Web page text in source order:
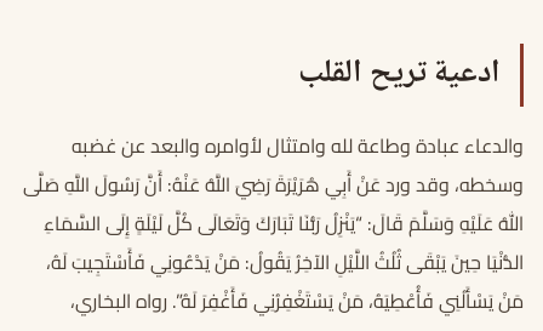
ادعية تريح القلب
والدعاء عبادة وطاعة لله وامتثال لأوامره والبعد عن غضبه
وسخطه، وقد ورد عَنْ أَبِي هُرَيْرَةَ رَضِيَ اللَّهُ عَنْهُ: أَنَّ رَسُولَ اللَّهِ صَلَّى
اللهُ عَلَيْهِ وَسَلَّمَ قَالَ: “يَنْزِلُ رَبُّنَا تَبَارَكَ وَتَعَالَى كُلَّ لَيْلَةٍ إِلَى السَّمَاءِ
الدُّنْيَا حِينَ يَبْقَى ثُلُثُ اللَّيْلِ الآخِرُ يَقُولُ: مَنْ يَدْعُونِي فَأَسْتَجِيبَ لَهُ،
مَنْ يَسْأَلُنِي فَأُعْطِيَهُ، مَنْ يَسْتَغْفِرُنِي فَأَغْفِرَ لَهُ”. رواه البخاري،